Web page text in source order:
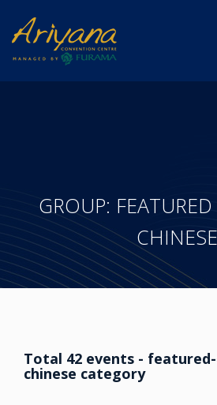
GROUP:
CHINESE
Total 42 events -
chinese category